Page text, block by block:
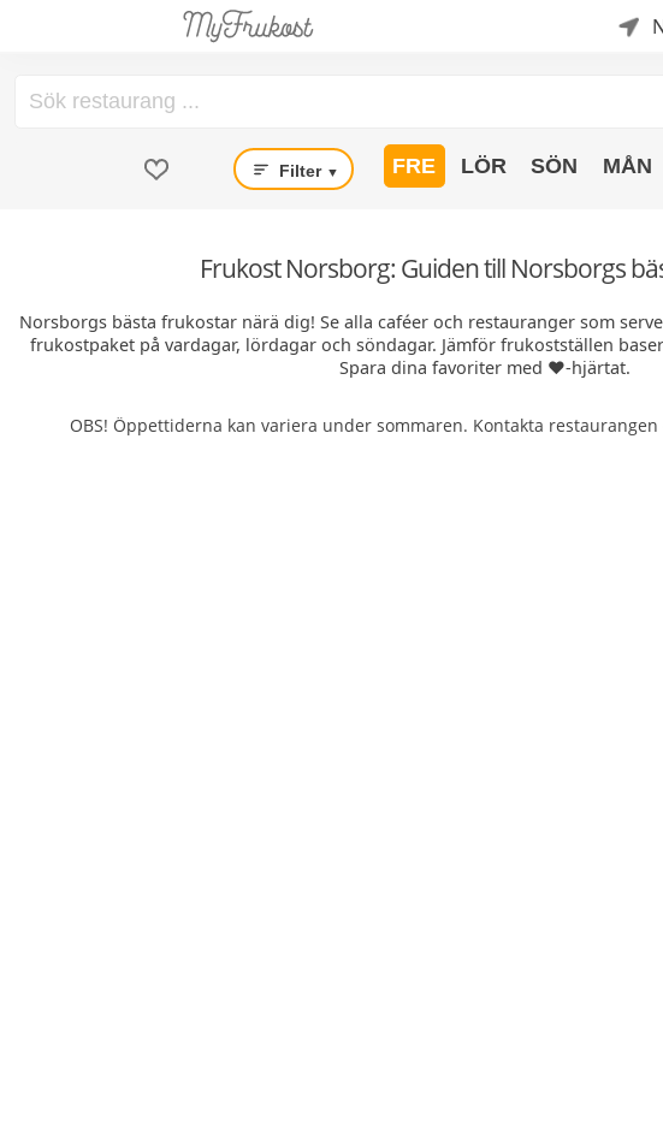
Filter ▼ FRE LÖR SÖN MÅN
Frukost Norsborg: Guiden till Norsborgs
Norsborgs bästa frukostar närä dig! Se alla caféer och restauranger som
frukostpaket på vardagar, lördagar och söndagar. Jämför frukostställen
Spara dina favoriter med ❤️-hjärtat.
OBS! Öppettiderna kan variera under sommaren. Kontakta